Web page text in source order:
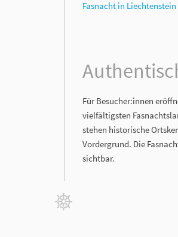
Fasnacht in Liechtenstein
Für Besucher:innen
vielfältigsten
stehen historische
Vordergrund. Die
sichtbar.